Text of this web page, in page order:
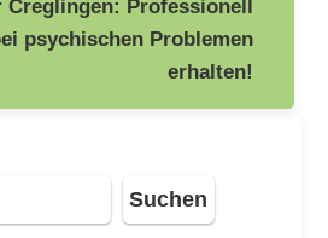
Creglingen: Professionell
psychischen Problemen
erhalten!
Suchen